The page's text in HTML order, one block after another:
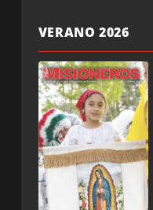
VERANO 2026